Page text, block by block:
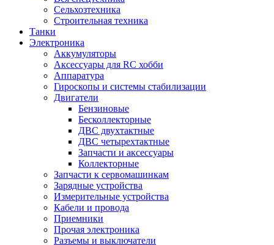
Сельхозтехника
Строительная техника
Танки
Электроника
Аккумуляторы
Аксессуары для RC хобби
Аппаратура
Гироскопы и системы стабилизации
Двигатели
Бензиновые
Бесколлекторные
ДВС двухтактные
ДВС четырехтактные
Запчасти и аксессуары
Коллекторные
Запчасти к сервомашинкам
Зарядные устройства
Измерительные устройства
Кабели и провода
Приемники
Прочая электроника
Разъемы и выключатели